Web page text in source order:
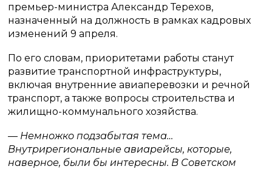
премьер-министра Александр Терехов,
назначенный на должность в рамках кадровых
изменений 9 апреля.
По его словам, приоритетами работы станут
развитие транспортной инфраструктуры,
включая внутренние авиаперевозки и речной
транспорт, а также вопросы строительства и
жилищно-коммунального хозяйства.
— Немножко подзабытая тема…
Внутрирегиональные авиарейсы, которые,
наверное, были бы интересны. В Советском